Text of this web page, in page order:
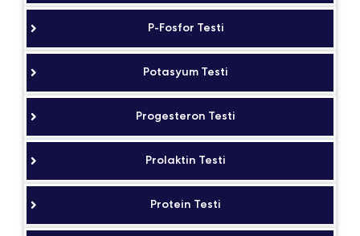
P-Fosfor Testi
Potasyum Testi
Progesteron Testi
Prolaktin Testi
Protein Testi